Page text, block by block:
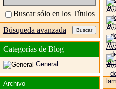
Buscar sólo en los Títulos
Búsqueda avanzada
Categorías de Blog
General
Archivo